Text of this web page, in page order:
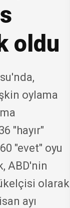
oldu
oylama
"hayır"
"evet" oyu
ABD'nin
olarak
ayı